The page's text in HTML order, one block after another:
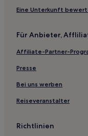
Hotels nahe
Hotels nahe Cap
Desvres-Samer:
Recques-Sur-Hem
Familien in Dunkerque
Hotels mit Parkplatz
Hotels mit Parkplatz
Eine Unterkunft
Für Anbieter,
Affiliate-Partner-
Presse
Bei uns werben
Reiseveranstalter
Richtlinien